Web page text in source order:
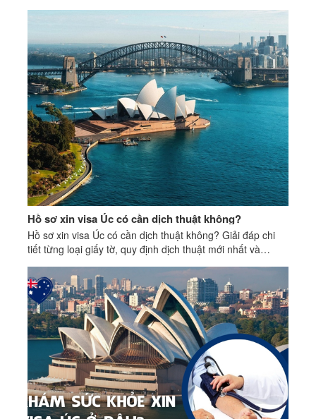
Hồ sơ xin visa Úc có cần dịch thuật không?
Hồ sơ xin visa Úc có cần dịch thuật không? Giải đáp chi
tiết từng loại giấy tờ, quy định dịch thuật mới nhất và